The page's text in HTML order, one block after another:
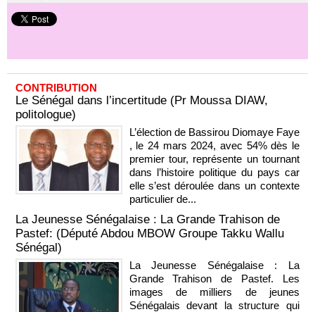
CONTRIBUTION
Le Sénégal dans l’incertitude (Pr Moussa DIAW,
politologue)
L’élection de Bassirou Diomaye Faye
, le 24 mars 2024, avec 54% dès le
premier tour, représente un tournant
dans l’histoire politique du pays car
elle s’est déroulée dans un contexte
particulier de...
La Jeunesse Sénégalaise : La Grande Trahison de
Pastef: (Député Abdou MBOW Groupe Takku Wallu
Sénégal)
La Jeunesse Sénégalaise : La
Grande Trahison de Pastef. Les
images de milliers de jeunes
Sénégalais devant la structure qui